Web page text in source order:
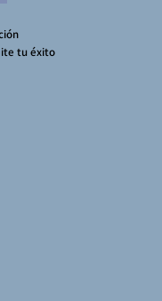
tu éxito